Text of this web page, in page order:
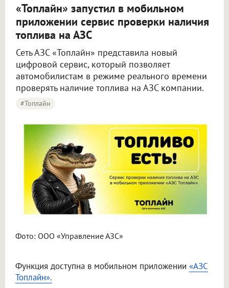
«Топлайн» запустил в мобильном
приложении сервис проверки наличия
топлива на АЗС
Сеть АЗС «Топлайн» представила новый
цифровой сервис, который позволяет
автомобилистам в режиме реального времени
проверять наличие топлива на АЗС компании.
#Топлайн
Фото: ООО «Управление АЗС»
Функция доступна в мобильном приложении «АЗС
Топлайн».